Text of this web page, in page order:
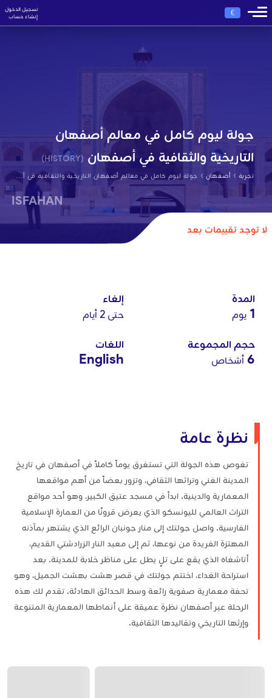
€
تسجيل الدخول
إنشاء حساب
جولة ليوم كامل في معالم أصفهان
التاريخية والثقافية في أصفهان (HISTORY)
تجربة › أصفهان › جولة ليوم كامل في معالم أصفهان التاريخية والثقافية في أصفهان
لا توجد تقييمات بعد
ISFAHAN
المدة
1 يوم
إلغاء
حتى 2 أيام
حجم المجموعة
6 أشخاص
اللغات
English
نظرة عامة
تغوص هذه الجولة التي تستغرق يوماً كاملاً في أصفهان في تاريخ
المدينة الغني وتراثها الثقافي، وتزور بعضاً من أهم مواقعها
المعمارية والدينية. ابدأ في مسجد عتيق الكبير، وهو أحد مواقع
التراث العالمي لليونسكو الذي يعرض قرونًا من العمارة الإسلامية
الفارسية. واصل جولتك إلى منار جونبان الرائع الذي يشتهر بمآذنه
المهتزة الفريدة من نوعها، ثم إلى معبد النار الزرادشتي القديم،
أتاشغاه الذي يقع على تلٍ يطل على مناظر خلابة للمدينة. بعد
استراحة الغداء، اختتم جولتك في قصر هشت بهشت الجميل، وهو
تحفة معمارية صفوية رائعة وسط الحدائق الهادئة. تقدم لك هذه
الرحلة عبر أصفهان نظرة عميقة على أنماطها المعمارية المتنوعة
وإرثها التاريخي وتقاليدها الثقافية.